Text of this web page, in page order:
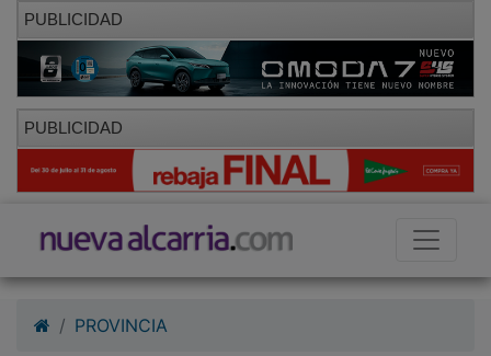
PUBLICIDAD
PUBLICIDAD